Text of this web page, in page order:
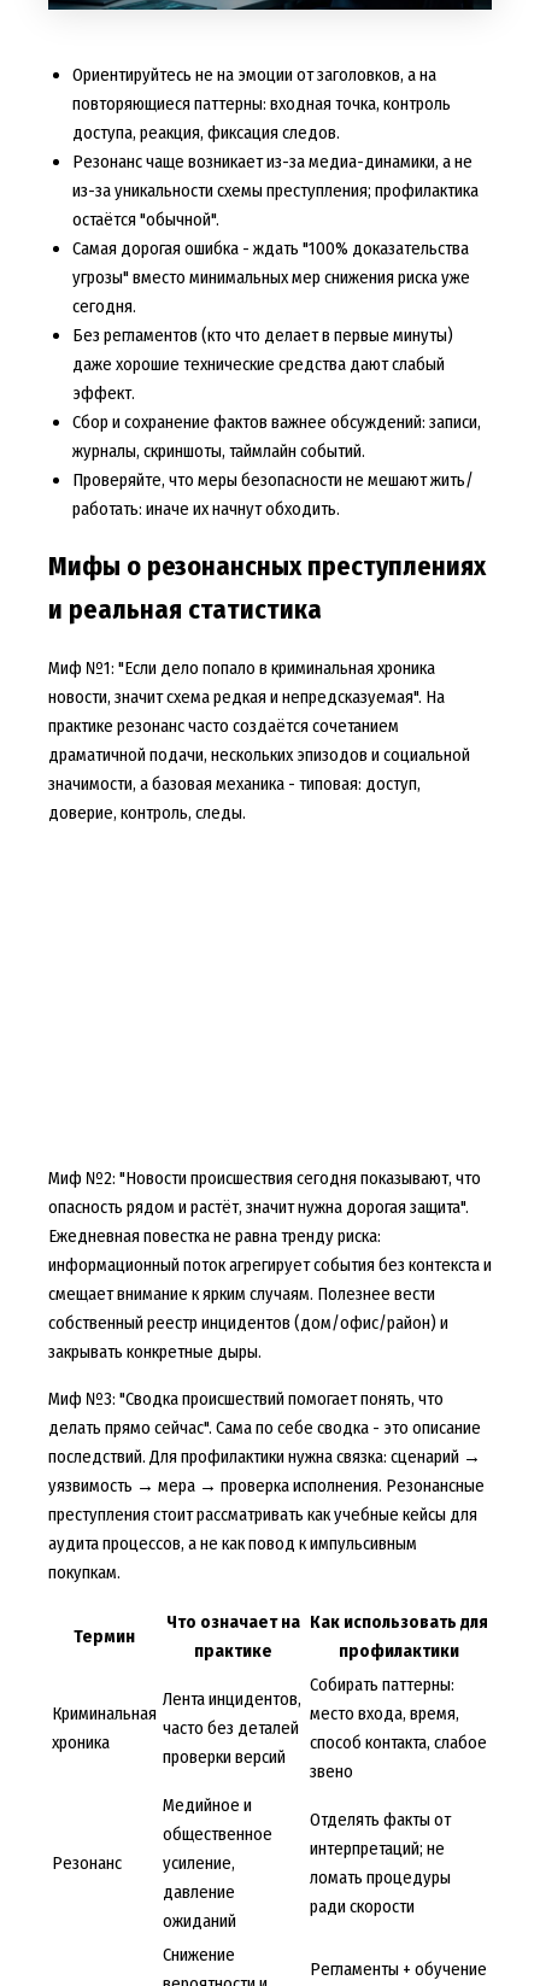
Ориентируйтесь не на эмоции от заголовков, а на
повторяющиеся паттерны: входная точка, контроль
доступа, реакция, фиксация следов.
Резонанс чаще возникает из-за медиа-динамики, а не
из-за уникальности схемы преступления; профилактика
остаётся "обычной".
Самая дорогая ошибка - ждать "100% доказательства
угрозы" вместо минимальных мер снижения риска уже
сегодня.
Без регламентов (кто что делает в первые минуты)
даже хорошие технические средства дают слабый
эффект.
Сбор и сохранение фактов важнее обсуждений: записи,
журналы, скриншоты, таймлайн событий.
Проверяйте, что меры безопасности не мешают жить/
работать: иначе их начнут обходить.
Мифы о резонансных преступлениях
и реальная статистика
Миф №1: "Если дело попало в криминальная хроника
новости, значит схема редкая и непредсказуемая". На
практике резонанс часто создаётся сочетанием
драматичной подачи, нескольких эпизодов и социальной
значимости, а базовая механика - типовая: доступ,
доверие, контроль, следы.
Миф №2: "Новости происшествия сегодня показывают, что
опасность рядом и растёт, значит нужна дорогая защита".
Ежедневная повестка не равна тренду риска:
информационный поток агрегирует события без контекста и
смещает внимание к ярким случаям. Полезнее вести
собственный реестр инцидентов (дом/офис/район) и
закрывать конкретные дыры.
Миф №3: "Сводка происшествий помогает понять, что
делать прямо сейчас". Сама по себе сводка - это описание
последствий. Для профилактики нужна связка: сценарий →
уязвимость → мера → проверка исполнения. Резонансные
преступления стоит рассматривать как учебные кейсы для
аудита процессов, а не как повод к импульсивным
покупкам.
Термин
Что означает на
практике
Как использовать для
профилактики
Криминальная
хроника
Лента инцидентов,
часто без деталей
проверки версий
Собирать паттерны:
место входа, время,
способ контакта, слабое
звено
Резонанс
Медийное и
общественное
усиление,
давление
ожиданий
Отделять факты от
интерпретаций; не
ломать процедуры
ради скорости
Снижение
Регламенты + обучение